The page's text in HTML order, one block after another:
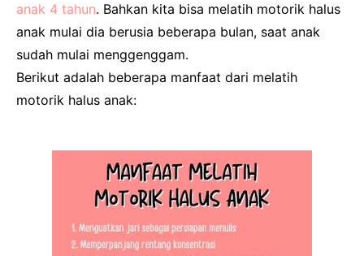
anak 4 tahun. Bahkan kita bisa melatih motorik halus
anak mulai dia berusia beberapa bulan, saat anak
sudah mulai menggenggam.
Berikut adalah beberapa manfaat dari melatih
motorik halus anak: